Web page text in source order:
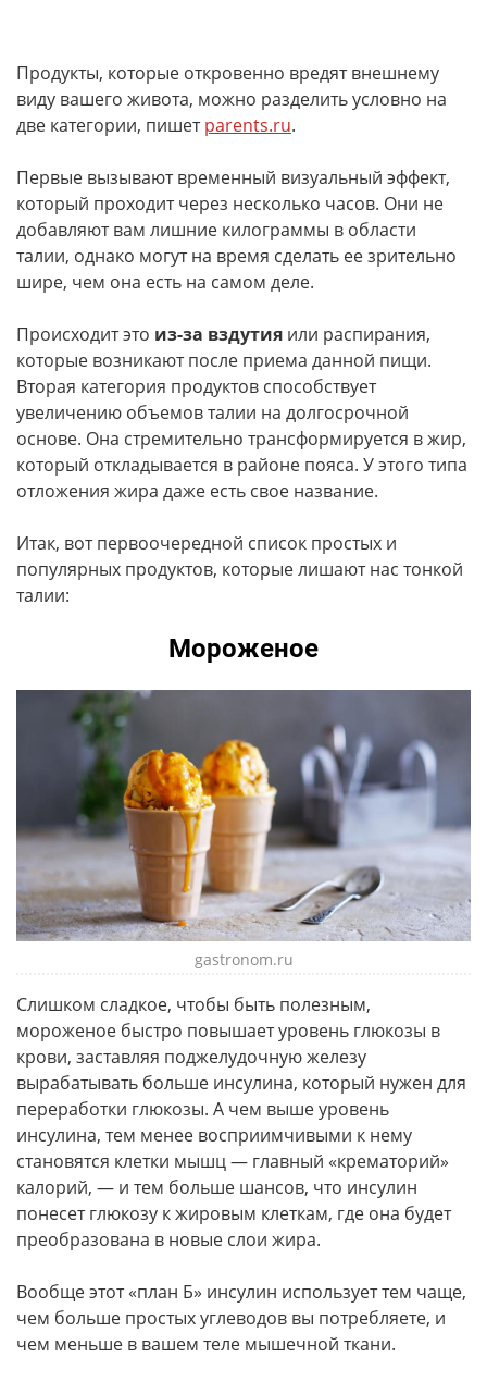
Продукты, которые откровенно вредят внешнему
виду вашего живота, можно разделить условно на
две категории, пишетparents.ru.
Первые вызывают временный визуальный эффект,
который проходит через несколько часов. Они не
добавляют вам лишние килограммы в области
талии, однако могут на время сделать ее зрительно
шире, чем она есть на самом деле.
Происходит это из-за вздутия или распирания,
которые возникают после приема данной пищи.
Вторая категория продуктов способствует
увеличению объемов талии на долгосрочной
основе. Она стремительно трансформируется в жир,
который откладывается в районе пояса. У этого типа
отложения жира даже есть свое название.
Итак, вот первоочередной список простых и
популярных продуктов, которые лишают нас тонкой
талии:
Мороженое
gastronom.ru
Слишком сладкое, чтобы быть полезным,
мороженое быстро повышает уровень глюкозы в
крови, заставляя поджелудочную железу
вырабатывать больше инсулина, который нужен для
переработки глюкозы. А чем выше уровень
инсулина, тем менее восприимчивыми к нему
становятся клетки мышц — главный «крематорий»
калорий, — и тем больше шансов, что инсулин
понесет глюкозу к жировым клеткам, где она будет
преобразована в новые слои жира.
Вообще этот «план Б» инсулин использует тем чаще,
чем больше простых углеводов вы потребляете, и
чем меньше в вашем теле мышечной ткани.